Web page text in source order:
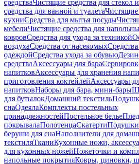
средстваЧистящие средства для стекол
средства для ванной и туалетаЧистящие
кухниСредства для мытья посуды
мебелиЧистящие средства для
ковровСредства для ухода за техникой
воздухаСредства от насекомыхСредства
одеждойСредства ухода за обувью
средстваАксессуары для бара
напитковАксессуары для хранения
приготовления коктейлейАксессуары
напитковНаборы для бара, мини-бары
для бутылокДомашний текстиль
снаОдеялаКомплекты постельных
принадлежностейПостельное белье
покрывалаПолотенцаСкатертиПодушки
беруши для снаНаполнители для
текстиляТканиКухонные ножи,
для кухонных ножейНожеточки и
напольные покрытияКовры, циновки,